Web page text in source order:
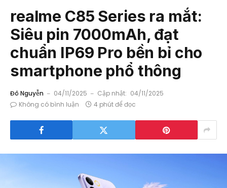
realme C85 Series ra mắt:
Siêu pin 7000mAh, đạt
chuẩn IP69 Pro bền bỉ cho
smartphone phổ thông
Đô Nguyễn 04/11/2025 Cập nhật: 04/11/2025
Không có bình luận
4 phút để đọc